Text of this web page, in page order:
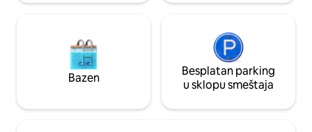
Bazen
Besplatan parking
u sklopu smeštaja